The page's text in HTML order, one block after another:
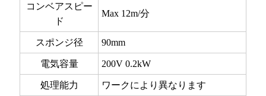
コンベアスピー
ド
Max 12m/分
スポンジ径 90mm
電気容量 200V 0.2kW
処理能力 ワークにより異なります